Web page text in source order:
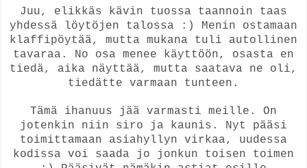
Juu, elikkäs kävin tuossa taannoin taas
yhdessä löytöjen talossa :) Menin ostamaan
klaffipöytää, mutta mukana tuli autollinen
tavaraa. No osa menee käyttöön, osasta en
tiedä, aika näyttää, mutta saatava ne oli,
tiedätte varmaan tunteen.
Tämä ihanuus jää varmasti meille. On
jotenkin niin siro ja kaunis. Nyt pääsi
toimittamaan asiahyllyn virkaa, uudessa
kodissa voi saada jo jonkun toisen toimen